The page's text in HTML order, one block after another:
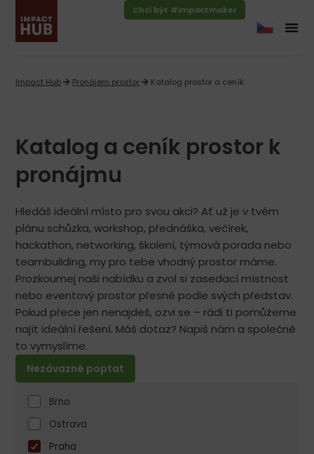
Chci být #impactmaker
Impact Hub Pronájem prostor Katalog prostor a ceník
Katalog a ceník prostor k
pronájmu​​
Hledáš ideální místo pro svou akci? Ať už je v tvém
plánu schůzka, workshop, přednáška, večírek,
hackathon, networking, školení, týmová porada nebo
teambuilding, my pro tebe vhodný prostor máme.
Prozkoumej naši nabídku a zvol si zasedací místnost
nebo eventový prostor přesně podle svých představ.
Pokud přece jen nenajdeš, ozvi se – rádi ti pomůžeme
najít ideální řešení. Máš dotaz? Napiš nám a společně
to vymyslíme.
Nezávazně poptat
Brno
Ostrava
Praha